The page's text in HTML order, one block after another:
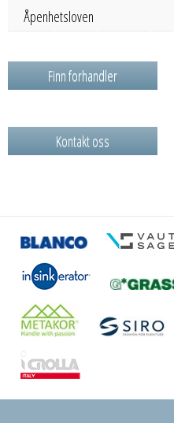
Åpenhetsloven
Finn forhandler
Kontakt oss